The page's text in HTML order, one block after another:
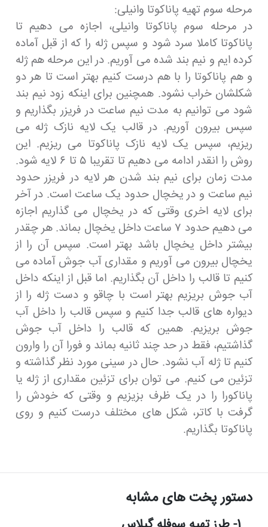
مرحله سوم تهیه پاناکوتا وانیلی:
در مرحله سوم پاناکوتا وانیلی، اجازه می دهیم تا
پاناکوتا کاملا سرد شود و سپس ژله را که از قبل آماده
کرده ایم و نیم بند شده می آوریم. در این مرحله هم ژله
و هم پاناکوتا را با هم درست کنیم بهتر است تا هر دو
شکلشان خراب نشود. همچنین برای اینکه زود نیم بند
شود می توانیم به مدت نیم ساعت در فریزر بگذاریم و
سپس بیرون آوریم. در قالب یک لایه نازک ژله می
ریزیم، سپس یک لایه نازک پاناکوتا می ریزیم. این
روش را انقدر ادامه می دهیم تا تقریبا ۵ تا ۶ لایه شود.
مدت زمان برای نیم بند شدن هر لایه در فریزر حدود
نیم ساعت و در یخچال حدود یک ساعت است. در آخر
برای لایه اخری وقتی که در یخچال می گذاریم اجازه
می دهیم حدود ۷ ساعت داخل یخچال بماند. هر چقدر
بیشتر داخل یخچال باشد بهتر است. سپس آن را از
یخچال بیرون می آوریم و مقداری آب جوش آماده می
کنیم تا قالب را داخل آن بگذاریم. اما قبل از اینکه داخل
آب جوش بریزیم بهتر است با چاقو و دست ژله را از
دیواره های قالب جدا کنیم و سپس قالب را داخل آب
جوش بریزیم. همین که قالب را داخل آب جوش
گذاشتیم، فقط در حد چند ثانیه بماند و فورا آن را وارون
کنیم تا ژله آب نشود. حال در سینی مورد نظر گذاشته و
تزئین می کنیم. می توان برای تزئین مقداری از ژله یا
پاناکورا را در یک ظرف بزیزیم و وقتی که خودش را
گرفت با کاتر، شکل های مختلف درست کنیم و روی
پاناکوتا بگذاریم.
دستور پخت های مشابه